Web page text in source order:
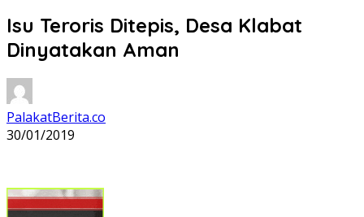
Isu Teroris Ditepis, Desa Klabat
Dinyatakan Aman
PalakatBerita.co
30/01/2019